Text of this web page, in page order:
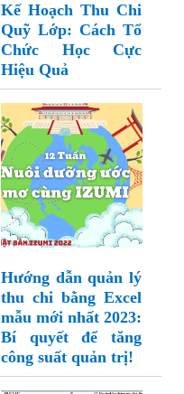
Kế Hoạch Thu Chi
Quỹ Lớp: Cách Tổ
Chức Học Cực
Hiệu Quả
Hướng dẫn quản lý
thu chi bằng Excel
mẫu mới nhất 2023:
Bí quyết để tăng
công suất quản trị!